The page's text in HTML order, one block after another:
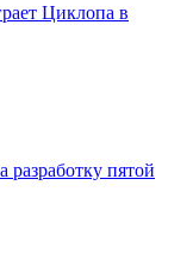
Циклопа в
разработку пятой